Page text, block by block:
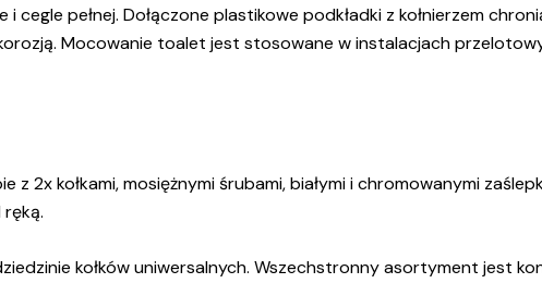
pełnej. Dołączone plastikowe podkładki z kołnierzem
Mocowanie toalet jest stosowane w instalacjach
kołkami, mosiężnymi śrubami, białymi i chromowanymi
kołków uniwersalnych. Wszechstronny asortyment jest